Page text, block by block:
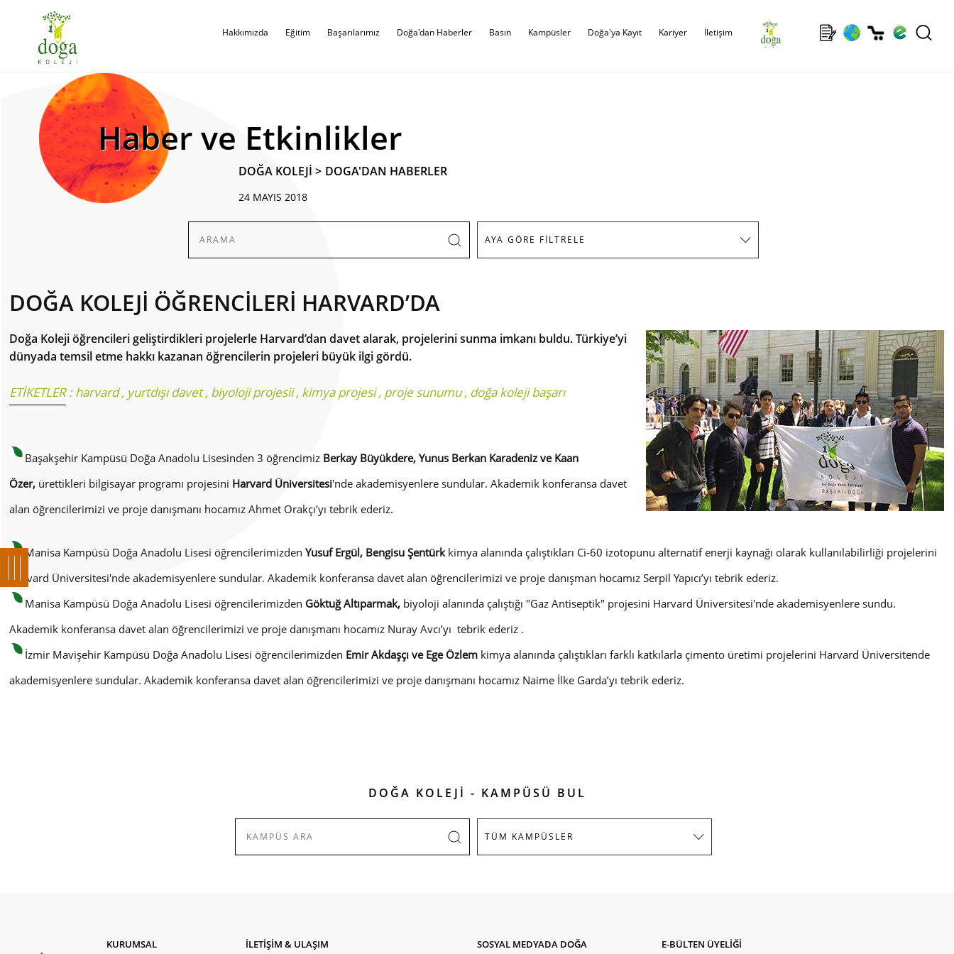
Hakkımızda Eğitim Başarılarımız Doğa'dan Haberler Basın Kampüsler Doğa'ya Kayıt Kariyer İletişim
Haber ve Etkinlikler
DOĞA KOLEJİ > DOGA'DAN HABERLER
24 MAYIS 2018
DOĞA KOLEJİ ÖĞRENCİLERİ HARVARD’DA
Doğa Koleji öğrencileri geliştirdikleri projelerle Harvard’dan davet alarak, projelerini sunma imkanı buldu. Türkiye’yi
dünyada temsil etme hakkı kazanan öğrencilerin projeleri büyük ilgi gördü.
ETİKETLER :harvard, yurtdışı davet, biyoloji projesii, kimya projesi, proje sunumu, doğa koleji başarı
Başakşehir Kampüsü Doğa Anadolu Lisesinden 3 öğrencimiz Berkay Büyükdere, Yunus Berkan Karadeniz ve Kaan
Özer, ürettikleri bilgisayar programı projesini Harvard Üniversitesi'nde akademisyenlere sundular. Akademik konferansa davet
alan öğrencilerimizi ve proje danışmanı hocamız Ahmet Orakçı’yı tebrik ederiz.
Manisa Kampüsü Doğa Anadolu Lisesi öğrencilerimizdenYusuf Ergül, Bengisu Şentürk kimya alanında çalıştıkları Ci-60 izotopunu alternatif enerji kaynağı olarak kullanılabilirliği projelerini
Harvard Üniversitesi'nde akademisyenlere sundular. Akademik konferansa davet alan öğrencilerimizi ve proje danışman hocamız Serpil Yapıcı’yı tebrik ederiz.
Manisa Kampüsü Doğa Anadolu Lisesi öğrencilerimizden Göktuğ Altıparmak, biyoloji alanında çalıştığı "Gaz Antiseptik" projesini Harvard Üniversitesi'nde akademisyenlere sundu.
Akademik konferansa davet alan öğrencilerimizi ve proje danışmanı hocamız Nuray Avcı’yı tebrik ederiz .
İzmir Mavişehir Kampüsü Doğa Anadolu Lisesi öğrencilerimizden Emir Akdaşçı ve Ege Özlem kimya alanında çalıştıkları farklı katkılarla çimento üretimi projelerini Harvard Üniversitende
akademisyenlere sundular. Akademik konferansa davet alan öğrencilerimizi ve proje danışmanı hocamız Naime İlke Garda’yı tebrik ederiz.
DOĞA KOLEJİ - KAMPÜSÜ BUL
KURUMSAL İLETİŞİM & ULAŞIM SOSYAL MEDYADA DOĞA E-BÜLTEN ÜYELİĞİ